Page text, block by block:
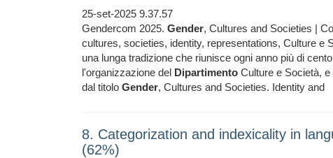
25-set-2025 9.37.57
Gendercom 2025. Gender, Cultures and Societies |
cultures, societies, identity, representations, Culture
una lunga tradizione che riunisce ogni anno più di
l'organizzazione del Dipartimento Culture e Società,
dal titolo Gender, Cultures and Societies. Identity and
8. Categorization and indexicality in
(62%)